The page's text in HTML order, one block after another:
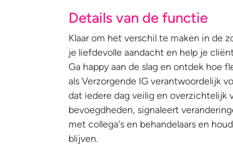
Details van de functie
Klaar om het verschil te maken in de
je liefdevolle aandacht en help je
Ga happy aan de slag en ontdek hoe
als Verzorgende IG verantwoordelijk
dat iedere dag veilig en overzichtelijk
bevoegdheden, signaleert
met collega's en behandelaars en
blijven.